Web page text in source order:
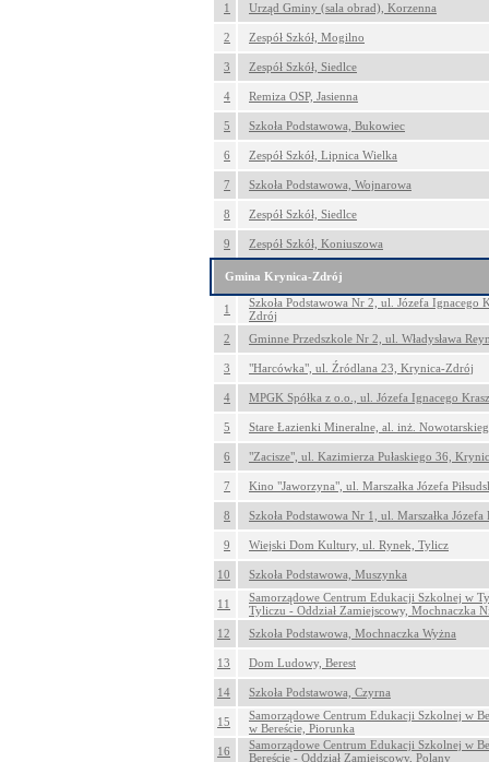
1 Urząd Gminy (sala obrad), Korzenna
2 Zespół Szkół, Mogilno
3 Zespół Szkół, Siedlce
4 Remiza OSP, Jasienna
5 Szkoła Podstawowa, Bukowiec
6 Zespół Szkół, Lipnica Wielka
7 Szkoła Podstawowa, Wojnarowa
8 Zespół Szkół, Siedlce
9 Zespół Szkół, Koniuszowa
Gmina Krynica-Zdrój
1
Szkoła Podstawowa Nr 2, ul. Józefa Ignacego
Zdrój
2
Gminne Przedszkole Nr 2, ul. Władysława
3 "Harcówka", ul. Źródlana 23, Krynica-Zdrój
4 MPGK Spółka z o.o., ul. Józefa Ignacego
5 Stare Łazienki Mineralne, al. inż.
6 "Zacisze", ul. Kazimierza Pułaskiego 36,
7 Kino "Jaworzyna", ul. Marszałka Józefa
8 Szkoła Podstawowa Nr 1, ul. Marszałka
9 Wiejski Dom Kultury, ul. Rynek, Tylicz
10 Szkoła Podstawowa, Muszynka
11
Samorządowe Centrum Edukacji Szkolnej w
Tyliczu - Oddział Zamiejscowy, Mochnaczka
12
Szkoła Podstawowa, Mochnaczka Wyżna
13 Dom Ludowy, Berest
14 Szkoła Podstawowa, Czyrna
15
Samorządowe Centrum Edukacji Szkolnej w
w Bereście, Piorunka
16
Samorządowe Centrum Edukacji Szkolnej w
Bereście - Oddział Zamiejscowy, Polany